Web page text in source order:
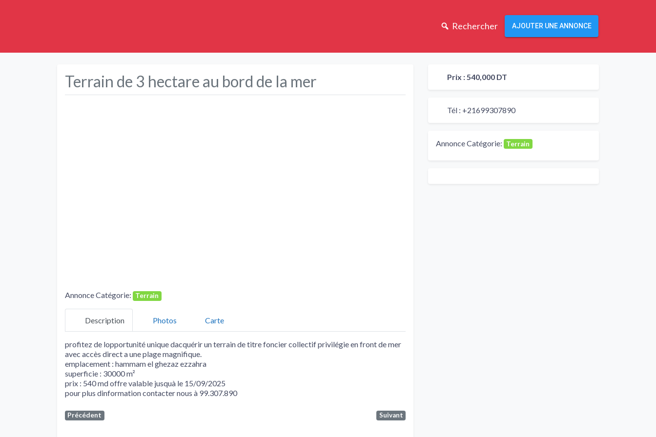
Rechercher AJOUTER UNE ANNONCE
Terrain de 3 hectare au bord de la mer
Annonce Catégorie: Terrain
Description Photos Carte
profitez de lopportunité unique dacquérir un terrain de titre foncier collectif privilégie en front de mer
avec accès direct a une plage magnifique.
emplacement : hammam el ghezaz ezzahra
superficie : 30000 m²
prix : 540 md offre valable jusquà le 15/09/2025
pour plus dinformation contacter nous à 99.307.890
Précédent Suivant
Prix : 540,000 DT
Tél : +21699307890
Annonce Catégorie: Terrain